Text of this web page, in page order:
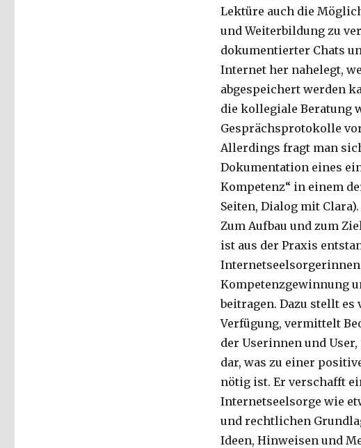
Lektüre auch die
und Weiterbildung zu
dokumentierter Chats
Internet her nahelegt,
abgespeichert werden
die kollegiale Beratung
Gesprächsprotokolle
Allerdings fragt man
Dokumentation eines
Kompetenz“ in einem
Seiten, Dialog mit Clara).
Zum Aufbau und zum
ist aus der Praxis
Internetseelsorgerinnen
Kompetenzgewinnung
beitragen. Dazu stellt
Verfügung, vermittelt
der Userinnen und
dar, was zu einer
nötig ist. Er verschafft
Internetseelsorge wie
und rechtlichen
Ideen, Hinweisen und